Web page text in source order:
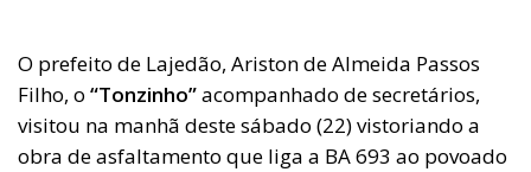
O prefeito de Lajedão, Ariston de Almeida Passos
Filho, o “Tonzinho”acompanhado de secretários,
visitou na manhã deste sábado (22) vistoriando a
obra de asfaltamento que liga a BA 693 ao povoado